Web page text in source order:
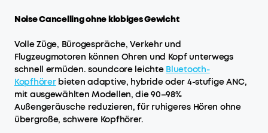
Noise Cancelling ohne klobiges Gewicht
Volle Züge, Bürogespräche, Verkehr und
Flugzeugmotoren können Ohren und Kopf unterwegs
schnell ermüden. soundcore leichte Bluetooth-
Kopfhörerbieten adaptive, hybride oder 4-stufige ANC,
mit ausgewählten Modellen, die 90–98%
Außengeräusche reduzieren, für ruhigeres Hören ohne
übergroße, schwere Kopfhörer.